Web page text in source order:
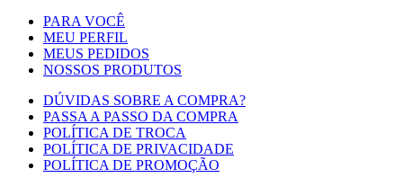
PARA VOCÊ
MEU PERFIL
MEUS PEDIDOS
NOSSOS PRODUTOS
DÚVIDAS SOBRE A COMPRA?
PASSA A PASSO DA COMPRA
POLÍTICA DE TROCA
POLÍTICA DE PRIVACIDADE
POLÍTICA DE PROMOÇÃO